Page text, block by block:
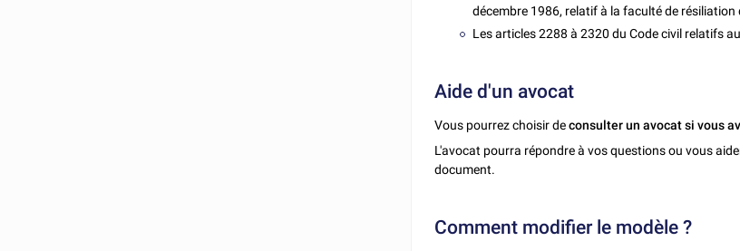
décembre 1986, relatif à la faculté de résiliation
Les articles 2288 à 2320 du Code civil relatifs
Aide d'un avocat
Vous pourrez choisir deconsulter un avocat si vous
L'avocat pourra répondre à vos questions ou vous
document.
Comment modifier le modèle ?